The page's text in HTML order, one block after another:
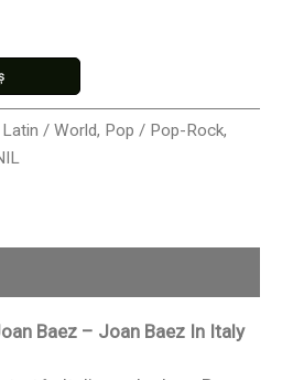
/ World, Pop / Pop-Rock,
Baez – Joan Baez In Italy